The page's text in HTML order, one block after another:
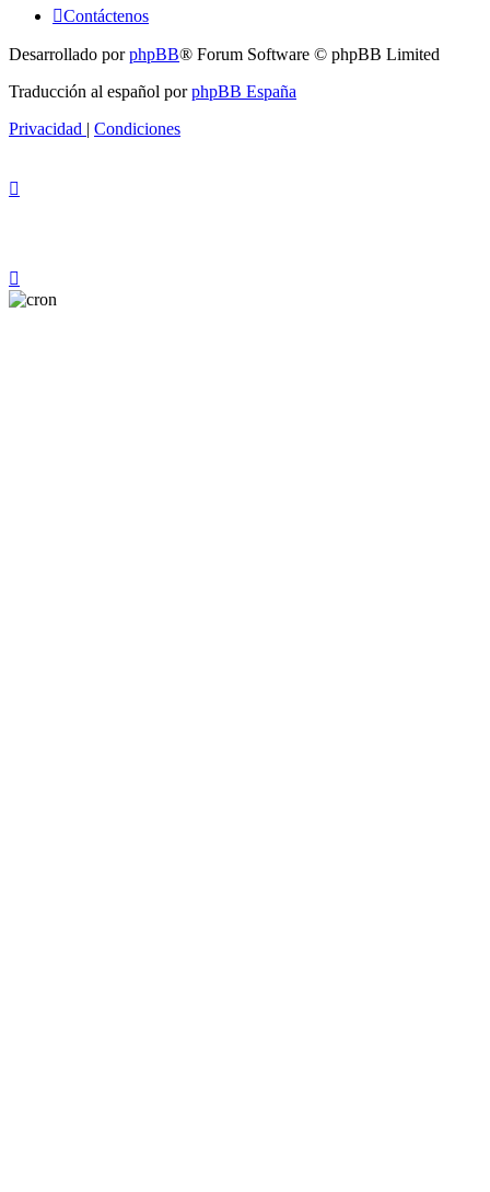
Contáctenos
Desarrollado porphpBB® Forum Software © phpBB Limited
Traducción al español porphpBB España
Privacidad | Condiciones